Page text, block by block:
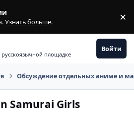
Узнать больше. ×
площадке
Войти
Обсуждение отдельных аниме и
Samurai Girls